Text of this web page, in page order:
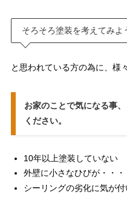
そろそろ塗装を考えてみよ
と思われている方の為に、様
お家のことで気になる事
ください。
10年以上塗装していない
外壁に小さなひびが・・・
シーリングの劣化に気が付